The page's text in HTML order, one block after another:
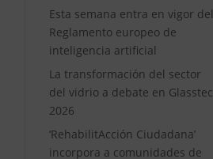
Esta semana entra en vigor del
Reglamento europeo de
inteligencia artificial
La transformación del sector
del vidrio a debate en Glasstec
2026
‘RehabilitAcción Ciudadana’
incorpora a comunidades de